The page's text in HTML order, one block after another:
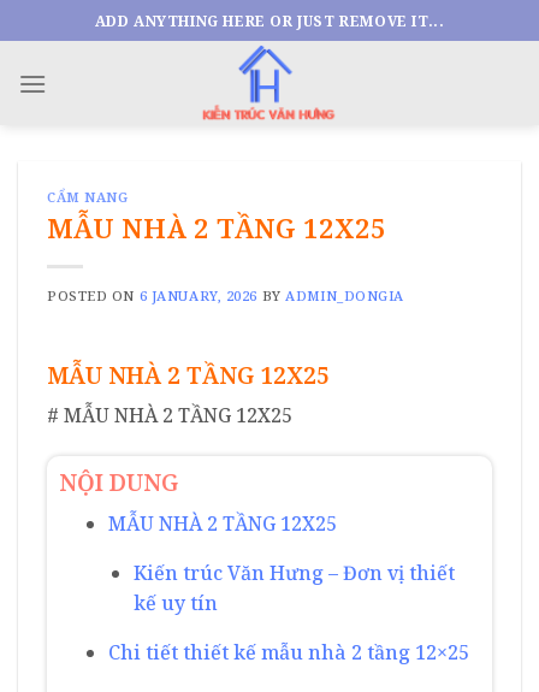
to
content
ADD ANYTHING HERE OR JUST REMOVE IT...
CẨM NANG
MẪU NHÀ 2 TẦNG 12X25
POSTED ON 6 JANUARY, 2026 BY ADMIN_DONGIA
MẪU NHÀ 2 TẦNG 12X25
# MẪU NHÀ 2 TẦNG 12X25
NỘI DUNG
MẪU NHÀ 2 TẦNG 12X25
Kiến trúc Văn Hưng – Đơn vị thiết
kế uy tín
Chi tiết thiết kế mẫu nhà 2 tầng 12×25